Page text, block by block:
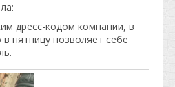
:
дресс-кодом компании, в
пятницу позволяет себе